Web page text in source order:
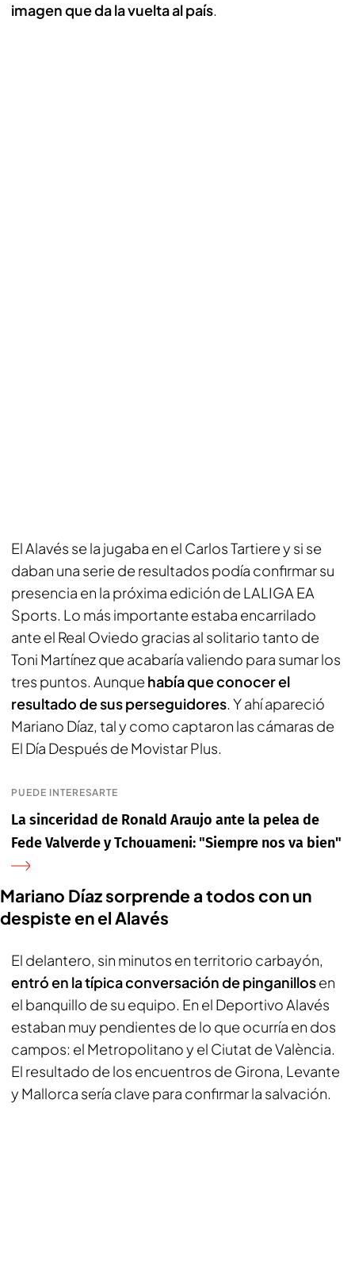
imagen que da la vuelta al país.
El Alavés se la jugaba en el Carlos Tartiere y si se
daban una serie de resultados podía confirmar su
presencia en la próxima edición de LALIGA EA
Sports. Lo más importante estaba encarrilado
ante el Real Oviedo gracias al solitario tanto de
Toni Martínez que acabaría valiendo para sumar los
tres puntos. Aunque había que conocer el
resultado de sus perseguidores. Y ahí apareció
Mariano Díaz, tal y como captaron las cámaras de
El Día Después de Movistar Plus.
PUEDE INTERESARTE
La sinceridad de Ronald Araujo ante la pelea de
Fede Valverde y Tchouameni: "Siempre nos va bien"
Mariano Díaz sorprende a todos con un
despiste en el Alavés
El delantero, sin minutos en territorio carbayón,
entró en la típica conversación de pinganillosen
el banquillo de su equipo. En el Deportivo Alavés
estaban muy pendientes de lo que ocurría en dos
campos: el Metropolitano y el Ciutat de València.
El resultado de los encuentros de Girona, Levante
y Mallorca sería clave para confirmar la salvación.